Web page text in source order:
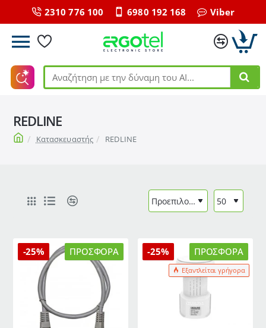
2310 776 100 6980 192 168 Viber
Αναζήτηση
δύναμη
ΑΙ...
REDLINE
homeΚατασκευαστής REDLINE
ΠΡΟΣΦΟΡΆ
-25% ΠΡΟΣΦΟΡΆ
Εξαντλείται γρήγορα
-25%